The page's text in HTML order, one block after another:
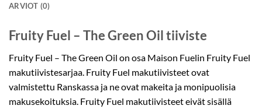
ARVIOT (0)
Fruity Fuel – The Green Oil tiiviste
Fruity Fuel – The Green Oil on osa Maison Fuelin Fruity Fuel
makutiivistesarjaa. Fruity Fuel makutiivisteet ovat
valmistettu Ranskassa ja ne ovat makeita ja monipuolisia
makusekoituksia. Fruity Fuel makutiivisteet eivät sisällä